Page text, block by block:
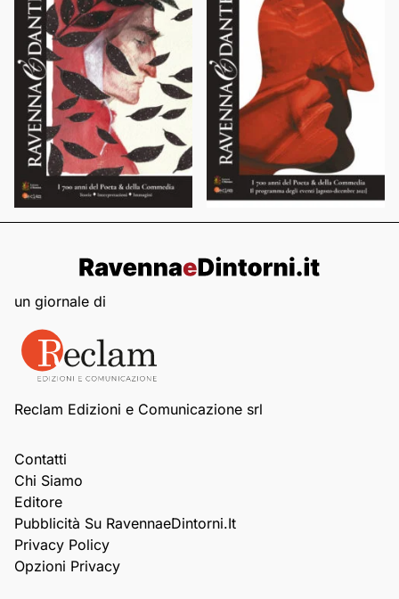
un giornale di
Reclam Edizioni e Comunicazione srl
Contatti
Chi Siamo
Editore
Pubblicità Su RavennaeDintorni.it
Privacy Policy
Opzioni Privacy